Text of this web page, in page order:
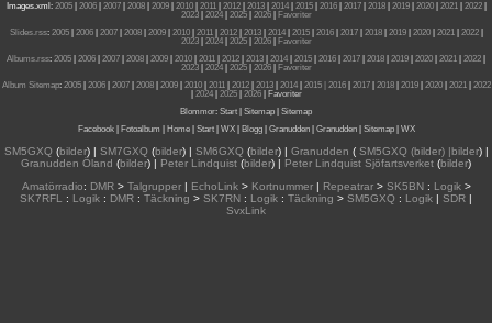
Images.xml: 2005| 2006| 2007| 2008| 2009| 2010| 2011| 2012| 2013| 2014| 2015| 2016| 2017| 2018| 2019| 2020| 2021| 2022|
2023| 2024| 2025| 2026|
Favoriter
Slides.rss: 2005| 2006| 2007| 2008| 2009| 2010| 2011| 2012| 2013| 2014| 2015| 2016| 2017| 2018| 2019| 2020| 2021| 2022|
2023| 2024| 2025| 2026|
Favoriter
Albums.rss: 2005 2006 2007 2008 2009 2010 2011 2012 2013 2014 2015 2016 2017 2018 2019 2020 2021 2022
2023| 2024| 2025| 2026|
Favoriter
Album Sitemap: 2005| 2006| 2007| 2008| 2009| 2010| 2011| 2012| 2013| 2014| 2015 | 2016| 2017| 2018| 2019| 2020| 2021| 2022
2024| 2025| 2026|
Favoriter
Blommor: Start Sitemap
Sitemap
Facebook| Fotoalbum Home| Start| WX| Blogg| Granudden| Granudden| Sitemap| WX
SM5GXQ(bilder) | SM7GXQ(bilder) | SM6GXQ(bilder) | Granudden (SM5GXQ (bilder) |bilder) |
Granudden Öland (bilder) | Peter Lindquist (bilder) | Peter Lindquist Sjöfartsverket (bilder)
Amatörradio: DMR> Talgrupper| EchoLink> Kortnummer| Repeatrar> SK5BN: Logik>
SK7RFL
: Logik : DMR : Täckning > SK7RN : Logik : Täckning > SM5GXQ : Logik | SDR |
SvxLink